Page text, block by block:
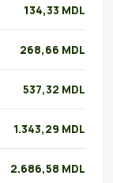
134,33 MDL
268,66 MDL
537,32 MDL
1.343,29 MDL
2.686,58 MDL